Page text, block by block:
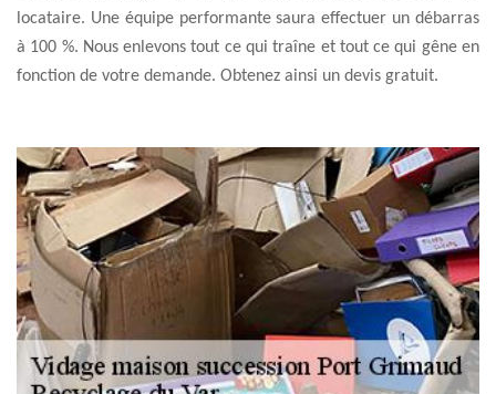
locataire. Une équipe performante saura effectuer un débarras
à 100 %. Nous enlevons tout ce qui traîne et tout ce qui gêne en
fonction de votre demande. Obtenez ainsi un devis gratuit.